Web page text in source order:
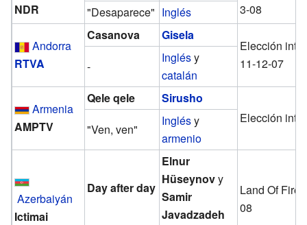
NDR
3-08
"Desaparece" Inglés
Andorra
RTVA
Casanova Gisela
Elección
11-12-07
-
Inglésy
catalán
Armenia
AMPTV
Qele qele
Sirusho
Elección
"Ven, ven"
Inglésy
armenio
Azerbaiyán
Ictimai
Day after day
Elnur
Hüseynovy
Samir
Javadzadeh
Land Of Fire,
08